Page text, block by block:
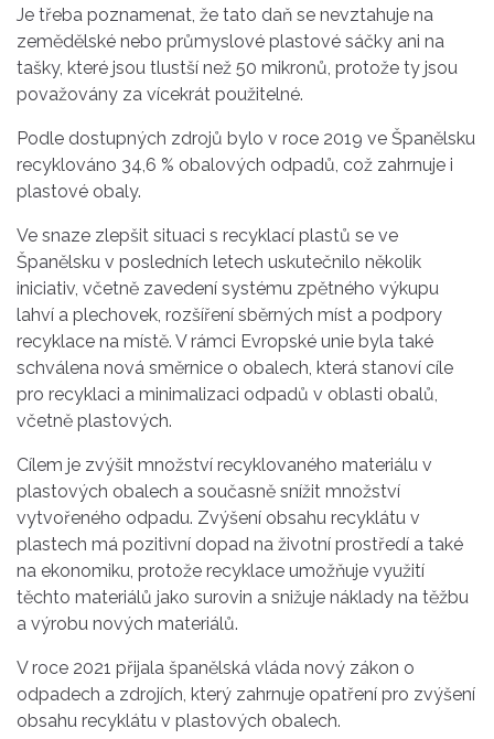
Je třeba poznamenat, že tato daň se nevztahuje na
zemědělské nebo průmyslové plastové sáčky ani na
tašky, které jsou tlustší než 50 mikronů, protože ty jsou
považovány za vícekrát použitelné.
Podle dostupných zdrojů bylo v roce 2019 ve Španělsku
recyklováno 34,6 % obalových odpadů, což zahrnuje i
plastové obaly.
Ve snaze zlepšit situaci s recyklací plastů se ve
Španělsku v posledních letech uskutečnilo několik
iniciativ, včetně zavedení systému zpětného výkupu
lahví a plechovek, rozšíření sběrných míst a podpory
recyklace na místě. V rámci Evropské unie byla také
schválena nová směrnice o obalech, která stanoví cíle
pro recyklaci a minimalizaci odpadů v oblasti obalů,
včetně plastových.
Cílem je zvýšit množství recyklovaného materiálu v
plastových obalech a současně snížit množství
vytvořeného odpadu. Zvýšení obsahu recyklátu v
plastech má pozitivní dopad na životní prostředí a také
na ekonomiku, protože recyklace umožňuje využití
těchto materiálů jako surovin a snižuje náklady na těžbu
a výrobu nových materiálů.
V roce 2021 přijala španělská vláda nový zákon o
odpadech a zdrojích, který zahrnuje opatření pro zvýšení
obsahu recyklátu v plastových obalech.